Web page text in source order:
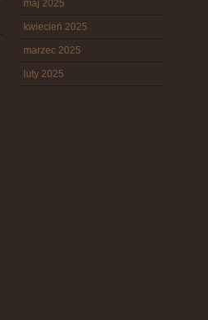
maj 2025
kwiecień 2025
marzec 2025
luty 2025